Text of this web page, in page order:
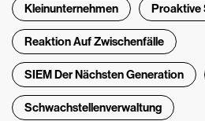
Kleinunternehmen Proaktive
Reaktion Auf Zwischenfälle
SIEM Der Nächsten Generation
Schwachstellenverwaltung